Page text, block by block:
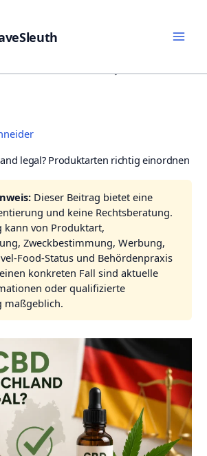
legal? Produktarten richtig einordnen
Dieser Beitrag bietet eine
und keine Rechtsberatung.
kann von Produktart,
Zweckbestimmung, Werbung,
Food-Status und Behördenpraxis
konkreten Fall sind aktuelle
oder qualifizierte
maßgeblich.